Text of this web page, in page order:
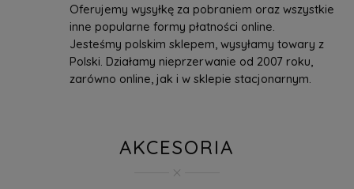
Oferujemy wysyłkę za pobraniem oraz wszystkie
inne popularne formy płatności online.
Jesteśmy polskim sklepem, wysyłamy towary z
Polski. Działamy nieprzerwanie od 2007 roku,
zarówno online, jak i w sklepie stacjonarnym.
AKCESORIA